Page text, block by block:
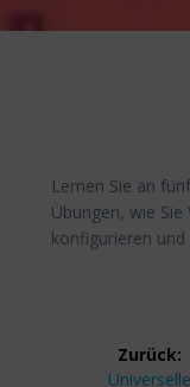
Lernen Sie an
Übungen, wie
konfigurieren
Zurück:
Vorheriger
Universelle